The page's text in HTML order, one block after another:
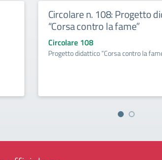
Circolare n. 108: Progetto
“Corsa contro la fame”
Circolare 108
Progetto didattico “Corsa contro la